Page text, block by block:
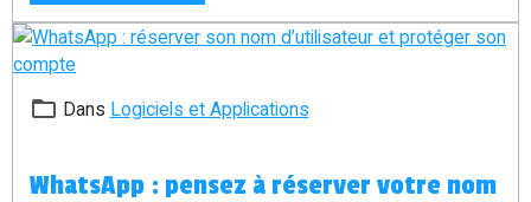
surtout l’application utilisée pour envoyer et recevoir les
messages sur certains téléphones Samsung Galaxy.
Dans Logiciels et Applications
WhatsApp : pensez à réserver votre nom